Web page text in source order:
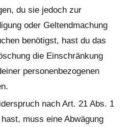
du sie jedoch zur
oder Geltendmachung
benötigst, hast du das
die Einschränkung
personenbezogenen
nach Art. 21 Abs. 1
muss eine Abwägung